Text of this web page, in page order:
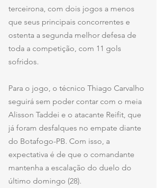
terceirona, com dois jogos a menos
que seus principais concorrentes e
ostenta a segunda melhor defesa de
toda a competição, com 11 gols
sofridos.
Para o jogo, o técnico Thiago Carvalho
seguirá sem poder contar com o meia
Alisson Taddei e o atacante Reifit, que
já foram desfalques no empate diante
do Botafogo-PB. Com isso, a
expectativa é de que o comandante
mantenha a escalação do duelo do
último domingo (28).